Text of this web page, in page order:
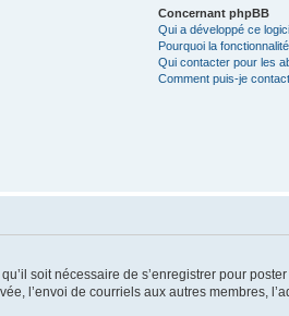
Concernant phpBB
Qui a développé ce
Pourquoi la
Qui contacter pour les
Comment puis-je
soit nécessaire de s’enregistrer pour
l’envoi de courriels aux autres membres,